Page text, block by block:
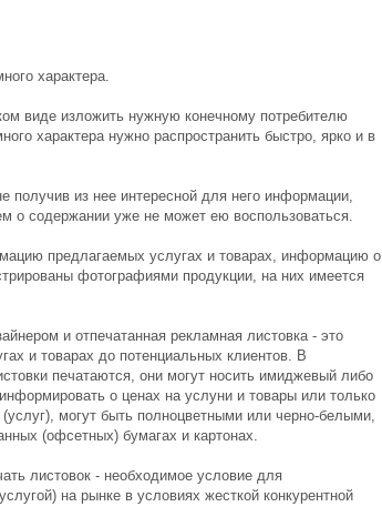
характера.
виде изложить нужную конечному потребителю
характера нужно распространить быстро, ярко и в
получив из нее интересной для него информации,
о содержании уже не может ею воспользоваться.
предлагаемых услугах и товарах, информацию о
фотографиями продукции, на них имеется
и отпечатанная рекламная листовка - это
и товарах до потенциальных клиентов. В
печатаются, они могут носить имиджевый либо
о ценах на услуни и товары или только
могут быть полноцветными или черно-белыми,
(офсетных) бумагах и картонах.
листовок - необходимое условие для
на рынке в условиях жесткой конкурентной